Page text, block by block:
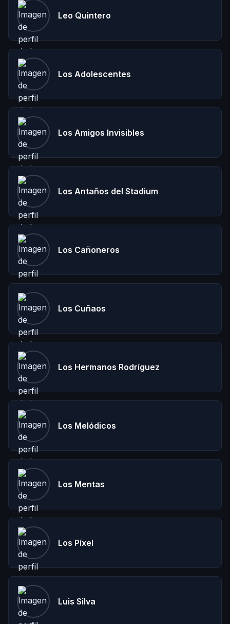
Leo Quintero
Los Adolescentes
Los Amigos Invisibles
Los Antaños del Stadium
Los Cañoneros
Los Cuñaos
Los Hermanos Rodríguez
Los Melódicos
Los Mentas
Los Píxel
Luis Silva